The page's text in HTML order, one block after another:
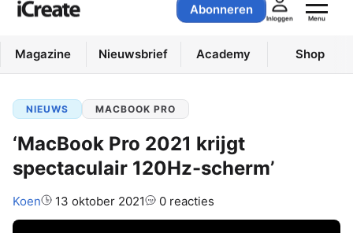
Abonneren
Inloggen Menu
Magazine Nieuwsbrief Academy Shop
NIEUWS MACBOOK PRO
‘MacBook Pro 2021 krijgt
spectaculair 120Hz-scherm’
Auteur:
Koen 13 oktober 2021 0 reacties